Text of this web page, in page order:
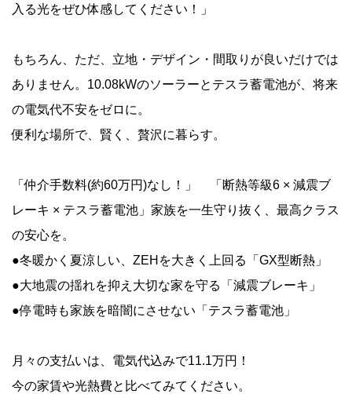
入る光をぜひ体感してください！」
もちろん、ただ、立地・デザイン・間取りが良いだけでは
ありません。10.08kWのソーラーとテスラ蓄電池が、将来
の電気代不安をゼロに。
便利な場所で、賢く、贅沢に暮らす。
「仲介手数料(約60万円)なし！」 「断熱等級6 × 減震ブ
レーキ × テスラ蓄電池」家族を一生守り抜く、最高クラス
の安心を。
●冬暖かく夏涼しい、ZEHを大きく上回る「GX型断熱」
●大地震の揺れを抑え大切な家を守る「減震ブレーキ」
●停電時も家族を暗闇にさせない「テスラ蓄電池」
月々の支払いは、電気代込みで11.1万円！
今の家賃や光熱費と比べてみてください。